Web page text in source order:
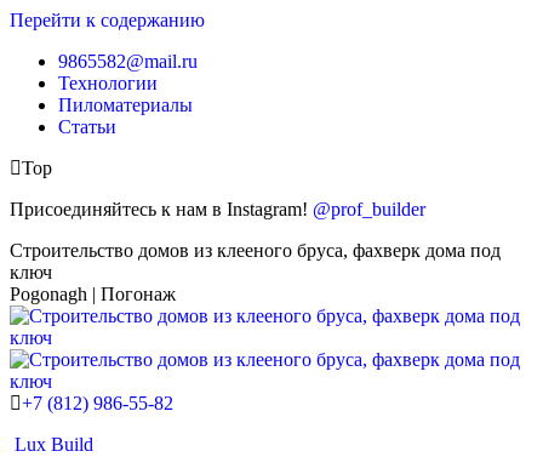
Перейти к содержанию
9865582@mail.ru
Технологии
Пиломатериалы
Статьи
Top
Присоединяйтесь к нам в Instagram! @prof_builder
Строительство домов из клееного бруса, фахверк дома под
ключ
Pogonagh | Погонаж
+7 (812) 986-55-82
Lux Build